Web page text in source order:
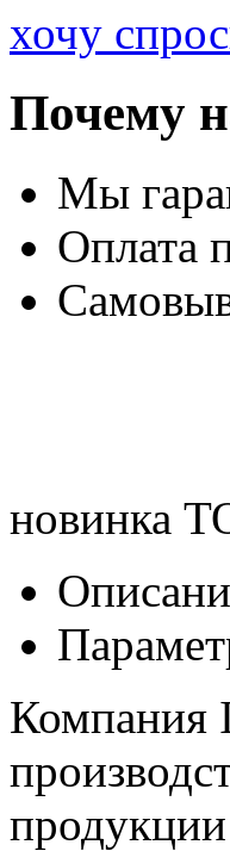
хочу
Почему
Мы
Оплата
новинка
Компания